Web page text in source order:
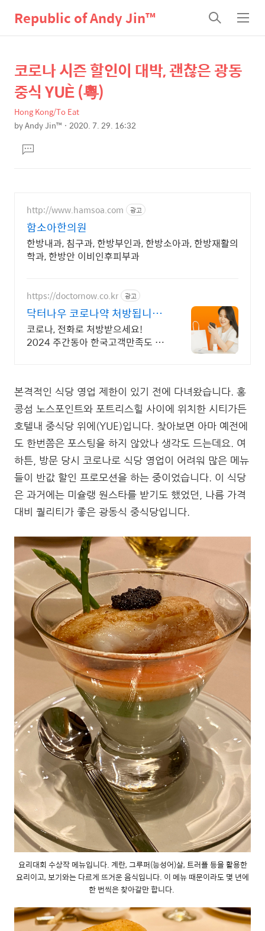
Republic of Andy Jin™
검
색
메
뉴
상
세
컨
텐
본
제
목
코로나 시즌 할인이 대박, 괜찮은 광동
중식 YUÈ (粵)
Hong Kong/To Eat
byAndy Jin™ 2020. 7. 29. 16:32
문댓
글
http://www.hamsoa.com 광고
함소아한의원
한방내과, 침구과, 한방부인과, 한방소아과, 한방재활의
학과, 한방안 이비인후피부과
https://doctornow.co.kr 광고
닥터나우 코로나약 처방됩니다
365일 24시간 진료가능
코로나, 전화로 처방받으세요!
2024 주간동아 한국고객만족도 비
본격적인 식당 영업 제한이 있기 전에 다녀왔습니다. 홍
콩섬 노스포인트와 포트리스힐 사이에 위치한 시티가든
호텔내 중식당 위에(YUE)입니다. 찾아보면 아마 예전에
도 한번쯤은 포스팅을 하지 않았나 생각도 드는데요. 여
하튼, 방문 당시 코로나로 식당 영업이 어려워 많은 메뉴
들이 반값 할인 프로모션을 하는 중이었습니다. 이 식당
은 과거에는 미슐랭 원스타를 받기도 했었던, 나름 가격
대비 퀄리티가 좋은 광동식 중식당입니다.
요리대회 수상작 메뉴입니다. 계란, 그루퍼(능성어)살, 트러플 등을 활용한
요리이고, 보기와는 다르게 뜨거운 음식입니다. 이 메뉴 때문이라도 몇 년에
한 번씩은 찾아갈만 합니다.